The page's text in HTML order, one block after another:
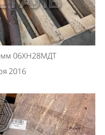
06ХН28МДТ
2016